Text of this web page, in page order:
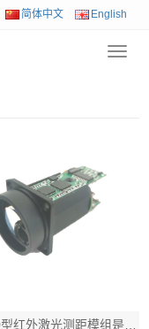
简体中文 English